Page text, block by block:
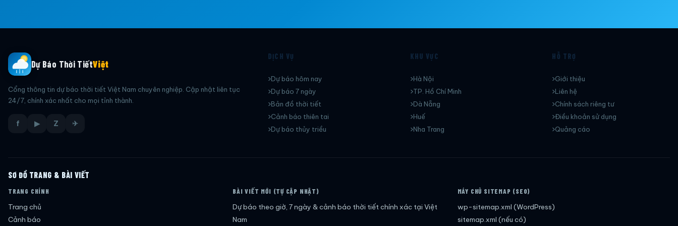
Dự Báo Thời TiếtViệt
Cổng thông tin dự báo thời tiết Việt Nam chuyên nghiệp. Cập nhật liên tục
24/7, chính xác nhất cho mọi tỉnh thành.
f ▶ Z ✈
DỊCH VỤ
Dự báo hôm nay
Dự báo 7 ngày
Bản đồ thời tiết
Cảnh báo thiên tai
Dự báo thủy triều
KHU VỰC
Hà Nội
TP. Hồ Chí Minh
Dà Nẵng
Huế
Nha Trang
HỖ TRỢ
Giới thiệu
Liên hệ
Chính sách riêng tư
Điều khoản sử dụng
Quảng cáo
SƠ ĐỒ TRANG & BÀI VIẾT
TRANG CHÍNH
Trang chủ
Cảnh báo
BÀI VIẾT MỚI (TỰ CẬP NHẬT)
Dự báo theo giờ, 7 ngày & cảnh báo thời tiết chính xác tại Việt
Nam
MÁY CHỦ SITEMAP (SEO)
wp-sitemap.xml (WordPress)
sitemap.xml (nếu có)